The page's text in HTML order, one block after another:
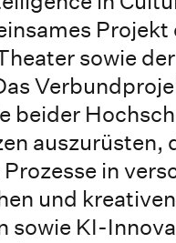
sowie
beider
auszurüsten,
in
und
sowie KI-